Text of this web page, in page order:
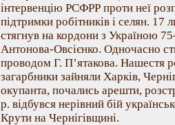
інтервенцію РСФРР проти неї
підтримки робітників і селян. 17
стягнув на кордони з Україною
Антонова-Овсієнко. Одночасно
проводом Г. П’ятакова. Нашестя
загарбники зайняли Харків,
окупанта, почались арешти,
р. відбувся нерівний бій
Крути на Чернігівщині.